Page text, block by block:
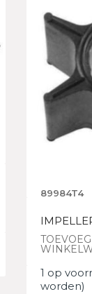
89984T4
1 op
worden)